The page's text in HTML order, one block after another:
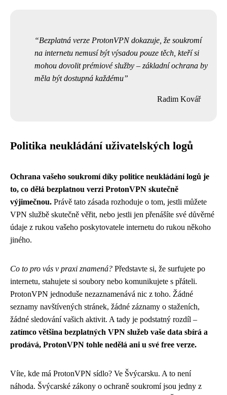
Bezplatná verze ProtonVPN dokazuje, že soukromí
na internetu nemusí být výsadou pouze těch, kteří si
mohou dovolit prémiové služby – základní ochrana by
měla být dostupná každému
Radim Kovář
Politika neukládání uživatelských logů
Ochrana vašeho soukromí díky politice neukládání logů je
to, co dělá bezplatnou verzi ProtonVPN skutečně
výjimečnou. Právě tato zásada rozhoduje o tom, jestli můžete
VPN službě skutečně věřit, nebo jestli jen přenášíte své důvěrné
údaje z rukou vašeho poskytovatele internetu do rukou někoho
jiného.
Co to pro vás v praxi znamená? Představte si, že surfujete po
internetu, stahujete si soubory nebo komunikujete s přáteli.
ProtonVPN jednoduše nezaznamenává nic z toho. Žádné
seznamy navštívených stránek, žádné záznamy o staženích,
žádné sledování vašich aktivit. A tady je podstatný rozdíl –
zatímco většina bezplatných VPN služeb vaše data sbírá a
prodává, ProtonVPN tohle nedělá ani u své free verze.
Víte, kde má ProtonVPN sídlo? Ve Švýcarsku. A to není
náhoda. Švýcarské zákony o ochraně soukromí jsou jedny z